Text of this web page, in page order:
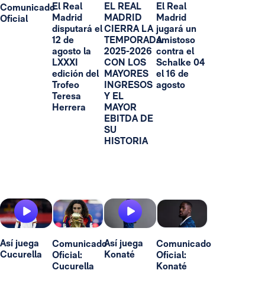
Comunicado
Oficial
El Real
Madrid
disputará el
12 de
agosto la
LXXXI
edición del
Trofeo
Teresa
Herrera
EL REAL
MADRID
CIERRA LA
TEMPORADA
2025-2026
CON LOS
MAYORES
INGRESOS
Y EL
MAYOR
EBITDA DE
SU
HISTORIA
El Real
Madrid
jugará un
amistoso
contra el
Schalke 04
el 16 de
agosto
Así juega
Cucurella
Comunicado
Oficial:
Cucurella
Así juega
Konaté
Comunicado
Oficial:
Konaté